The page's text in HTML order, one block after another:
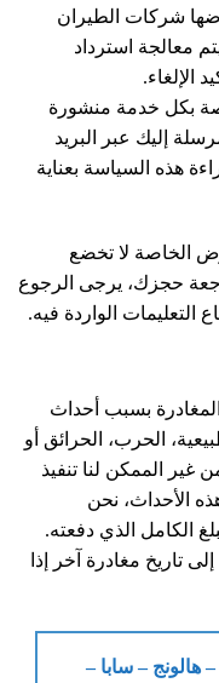
شركات الطيران
معالجة استرداد
بكل خدمة منشورة
إليك عبر البريد
هذه السياسة بعناية
الخاصة لا تخضع
حجزك، يرجى الرجوع
التعليمات الواردة فيه.
بسبب أحداث
الحرب، الحرائق أو
غير الممكن لنا تنفيذ
الأحداث، نحن
الكامل الذي دفعته.
تاريخ مغادرة آخر إذا
هانوي – هالونج – سابا –